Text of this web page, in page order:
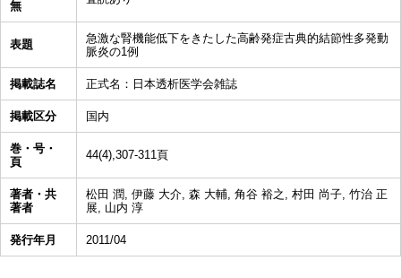
無
表題
急激な腎機能低下をきたした高齢発症古典的結節性多発動
脈炎の1例
掲載誌名 正式名：日本透析医学会雑誌
掲載区分 国内
巻・号・
頁
44(4),307-311頁
著者・共
著者
松田 潤, 伊藤 大介, 森 大輔, 角谷 裕之, 村田 尚子, 竹治 正
展, 山内 淳
発行年月 2011/04